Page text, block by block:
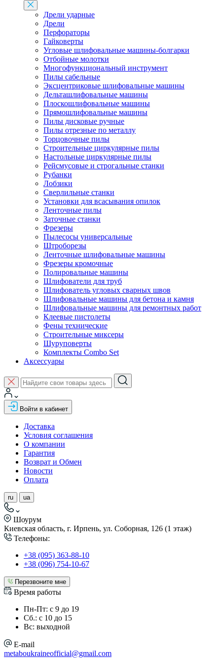
Дрели ударные
Дрели
Перфораторы
Гайковерты
Угловые шлифовальные машины-болгарки
Отбойные молотки
Многофункциональный инструмент
Пилы сабельные
Эксцентриковые шлифовальные машины
Дельташлифовальные машины
Плоскошлифовальные машины
Прямошлифовальные машины
Пилы дисковые ручные
Пилы отрезные по металлу
Торцовочные пилы
Строительные циркулярные пилы
Настольные циркулярные пилы
Рейсмусовые и строгальные станки
Рубанки
Лобзики
Сверлильные станки
Установки для всасывания опилок
Ленточные пилы
Заточные станки
Фрезеры
Пылесосы универсальные
Штроборезы
Ленточные шлифовальные машины
Фрезеры кромочные
Полировальные машины
Шлифователи для труб
Шлифователь угловых сварных швов
Шлифовальные машины для бетона и камня
Шлифовальные машины для ремонтных работ
Клеевые пистолеты
Фены технические
Строительные миксеры
Шуруповерты
Комплекты Combo Set
Аксессуары
Войти в кабинет
Доставка
Условия соглашения
О компании
Гарантия
Возврат и Обмен
Новости
Оплата
ru ua
Шоурум
Киевская область, г. Ирпень, ул. Соборная, 126 (1 этаж)
Телефоны:
+38 (095) 363-88-10
+38 (096) 754-10-67
Перезвоните мне
Время работы
Пн-Пт: с 9 до 19
Сб.: с 10 до 15
Вс: выходной
E-mail
metaboukraineofficial@gmail.com